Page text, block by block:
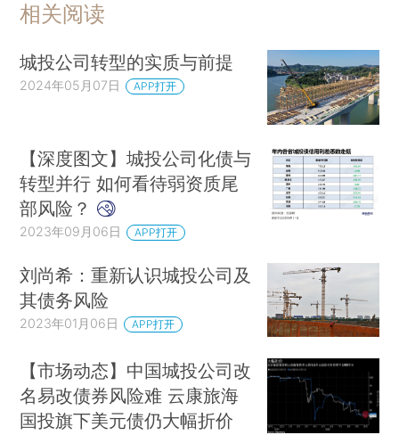
相关阅读
城投公司转型的实质与前提
2024年05月07日 APP打开
【深度图文】城投公司化债与
转型并行 如何看待弱资质尾
部风险？
2023年09月06日 APP打开
刘尚希：重新认识城投公司及
其债务风险
2023年01月06日 APP打开
【市场动态】中国城投公司改
名易改债券风险难 云康旅海
国投旗下美元债仍大幅折价